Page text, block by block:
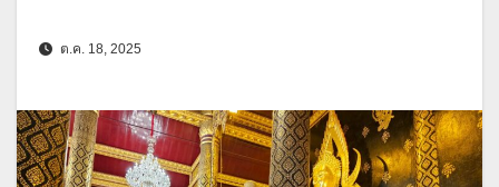
ต.ค. 18, 2025